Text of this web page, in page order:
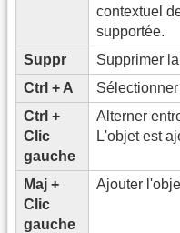
contextuel
supportée.
Suppr
Supprimer
Ctrl + A
Ctrl +
Clic
gauche
Alterner
L'objet est
Maj +
Clic
gauche
Ajouter